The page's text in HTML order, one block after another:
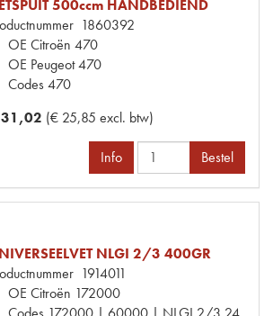
500ccm HANDBEDIEND
1860392
OE Citroën 470
OE Peugeot470
Codes470
(€ 25,85 excl. btw)
Info Bestel
NLGI 2/3 400GR
1914011
OE Citroën 172000